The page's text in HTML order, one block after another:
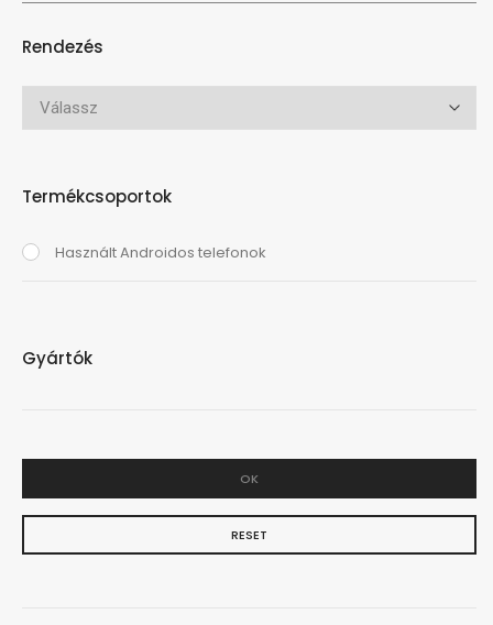
Rendezés
Termékcsoportok
Használt Androidos telefonok
Gyártók
OK
RESET